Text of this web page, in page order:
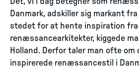
Danmark, adskiller sig markant fra
stedet for at hente inspiration fra
renæssancearkitekter, kiggede
Holland. Derfor taler man ofte om
inspirerede renæssancestil i